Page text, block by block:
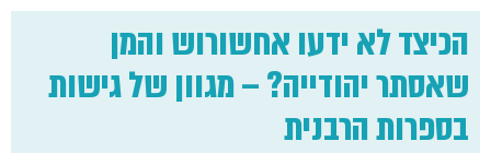
הכיצד לא ידעו אחשורוש והמן
שאסתר יהודייה? – מגוון של גישות
בספרות הרבנית